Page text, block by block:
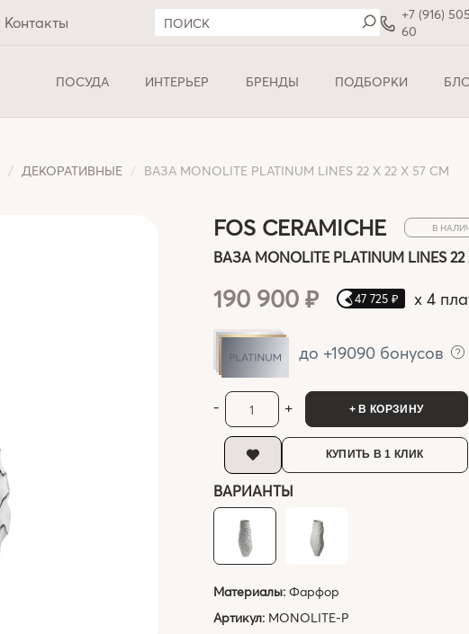
Контакты
+7 (916)
60
ПОСУДА ИНТЕРЬЕР БРЕНДЫ ПОДБОРКИ
ДЕКОРАТИВНЫЕ ВАЗА MONOLITE PLATINUM LINES 22 X 22 X 57 СМ
FOS CERAMICHE В
ВАЗА MONOLITE PLATINUM LINES
190 900 ₽ 47 725 ₽ x 4
до +19090 бонусов
- + + В КОРЗИНУ
КУПИТЬ В 1 КЛИК
ВАРИАНТЫ
Материалы: Фарфор
Артикул: MONOLITE-P